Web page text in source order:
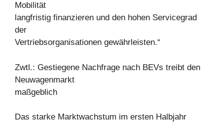
Mobilität
langfristig finanzieren und den hohen Servicegrad
der
Vertriebsorganisationen gewährleisten.“
Zwtl.: Gestiegene Nachfrage nach BEVs treibt den
Neuwagenmarkt
maßgeblich
Das starke Marktwachstum im ersten Halbjahr